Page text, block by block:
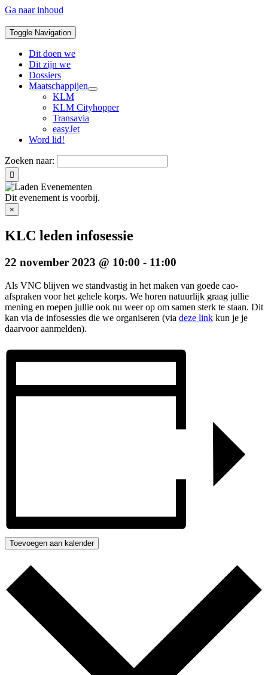
Ga naar inhoud
Toggle Navigation
Dit doen we
Dit zijn we
Dossiers
Maatschappijen
KLM
KLM Cityhopper
Transavia
easyJet
Word lid!
Zoeken naar:
Dit evenement is voorbij.
×
KLC leden infosessie
22 november 2023 @ 10:00 - 11:00
Als VNC blijven we standvastig in het maken van goede cao-
afspraken voor het gehele korps. We horen natuurlijk graag jullie
mening en roepen jullie ook nu weer op om samen sterk te staan. Dit
kan via de infosessies die we organiseren (via deze link kun je je
daarvoor aanmelden).
Toevoegen aan kalender